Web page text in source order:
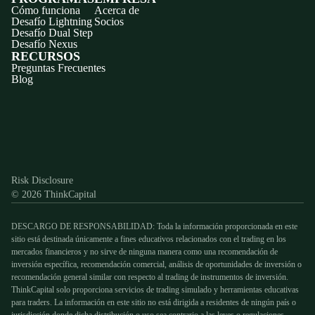
Cómo funciona
Desafío Lightning
Desafío Dual Step
Desafío Nexus
Acerca de
Socios
RECURSOS
Preguntas Frecuentes
Blog
Risk Disclosure
© 2026 ThinkCapital
DESCARGO DE RESPONSABILIDAD: Toda la información proporcionada en este
sitio está destinada únicamente a fines educativos relacionados con el trading en los
mercados financieros y no sirve de ninguna manera como una recomendación de
inversión específica, recomendación comercial, análisis de oportunidades de inversión o
recomendación general similar con respecto al trading de instrumentos de inversión.
ThinkCapital solo proporciona servicios de trading simulado y herramientas educativas
para traders. La información en este sitio no está dirigida a residentes de ningún país o